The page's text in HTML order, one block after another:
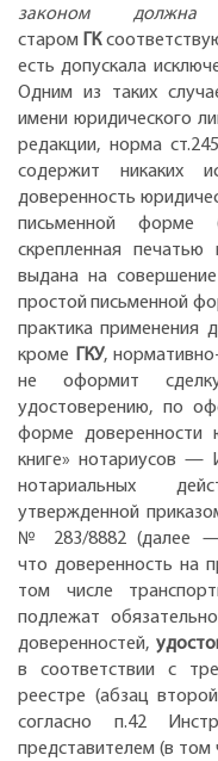
законом должна
старом
ГК
есть допускала
Одним из таких
имени юридического
редакции, норма
содержит никаких
доверенность
письменной форме
скрепленная
выдана на
простой письменной
практика применения
кроме
ГКУ,
не оформит
удостоверению, по
форме доверенности
книге» нотариусов —
нотариальных
утвержденной
№ 283/8882 (далее —
что доверенность на
том числе
подлежат
доверенностей,
в соответствии с
реестре (абзац
согласно п.42
представителем (в том